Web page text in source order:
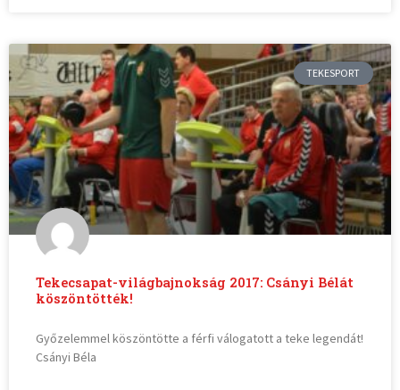
TEKESPORT
Tekecsapat-világbajnokság 2017: Csányi Bélát
köszöntötték!
Győzelemmel köszöntötte a férfi válogatott a teke legendát!
Csányi Béla